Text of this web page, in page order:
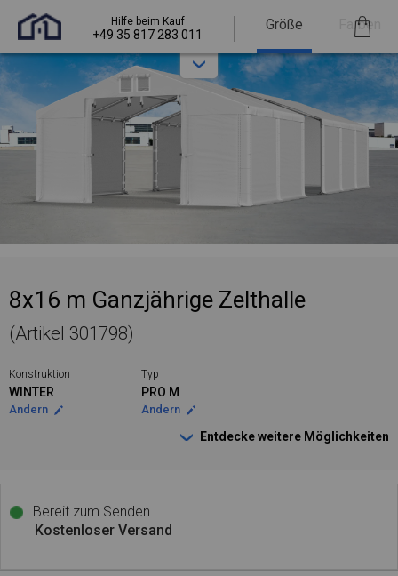
Hilfe beim Kauf
+49 35 817 283 011
Größe Farben
8x16 m Ganzjährige Zelthalle
(Artikel 301798)
Konstruktion
WINTER
Ändern
Typ
PRO M
Ändern
Entdecke weitere Möglichkeiten
Bereit zum Senden
Kostenloser Versand